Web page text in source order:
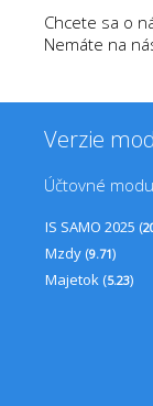
Chcete sa o
Nemáte na
Verzie
Účtovné
IS SAMO 2025 (
Mzdy (9.71)
Majetok (5.23)